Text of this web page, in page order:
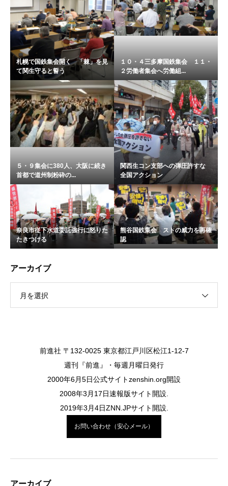
札幌で国鉄集会開く 「棘」を見
て関生守ると誓う
１０・４三多摩国鉄集会 １１・
２労働者集会へ労働組...
５・９集会に380人、大阪に続き
首都で道州制粉砕の...
関西生コン支部への弾圧許すな
全国アクション
奈良市従下水道委託強行に怒りた
たきつける
熊谷国鉄集会 ストの威力を再確
認
アーカイブ
月を選択
前進社 〒132-0025 東京都江戸川区松江1-12-7
週刊『前進』・毎週月曜日発行
2000年6月5日公式サイトzenshin.org開設
2008年3月17日速報版サイト開設.
2019年3月4日ZNN.JPサイト開設.
お問い合わせ（安心メール）
アーカイブ